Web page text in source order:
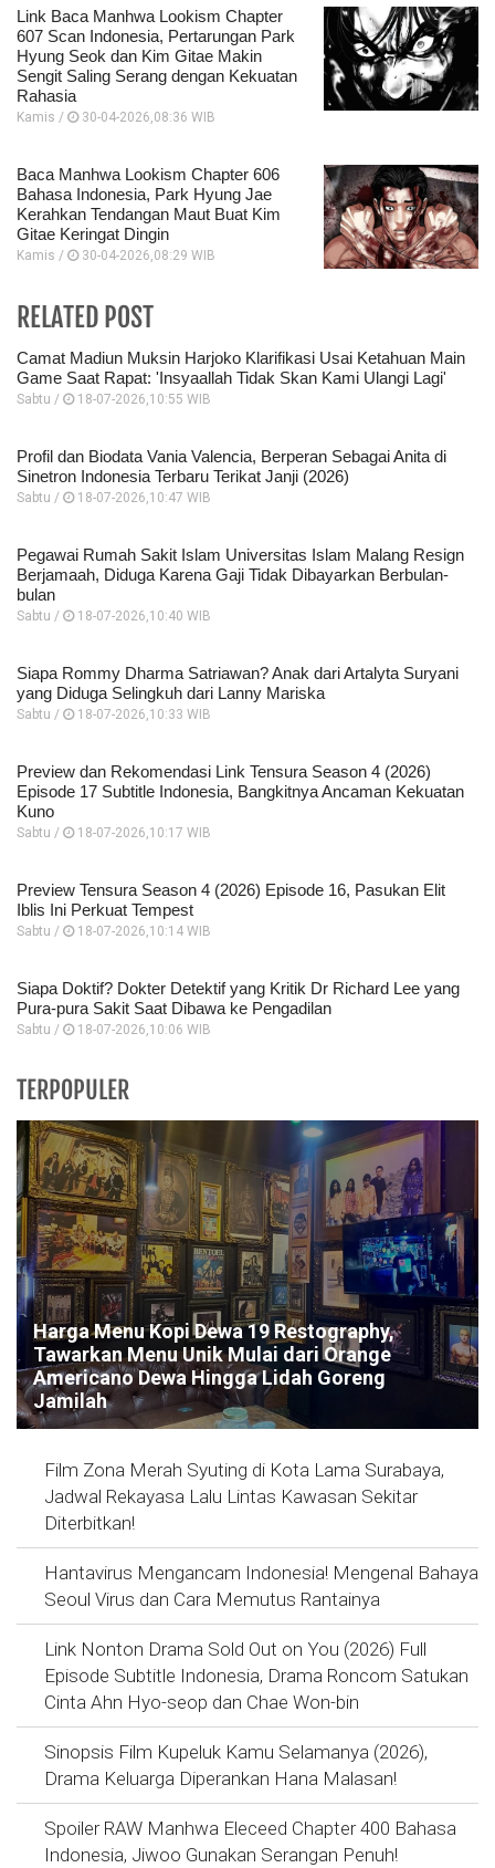
Link Baca Manhwa Lookism Chapter
607 Scan Indonesia, Pertarungan Park
Hyung Seok dan Kim Gitae Makin
Sengit Saling Serang dengan Kekuatan
Rahasia
Kamis / 30-04-2026,08:36 WIB
Baca Manhwa Lookism Chapter 606
Bahasa Indonesia, Park Hyung Jae
Kerahkan Tendangan Maut Buat Kim
Gitae Keringat Dingin
Kamis / 30-04-2026,08:29 WIB
RELATED POST
Camat Madiun Muksin Harjoko Klarifikasi Usai Ketahuan Main
Game Saat Rapat: 'Insyaallah Tidak Skan Kami Ulangi Lagi'
Sabtu / 18-07-2026,10:55 WIB
Profil dan Biodata Vania Valencia, Berperan Sebagai Anita di
Sinetron Indonesia Terbaru Terikat Janji (2026)
Sabtu / 18-07-2026,10:47 WIB
Pegawai Rumah Sakit Islam Universitas Islam Malang Resign
Berjamaah, Diduga Karena Gaji Tidak Dibayarkan Berbulan-
bulan
Sabtu / 18-07-2026,10:40 WIB
Siapa Rommy Dharma Satriawan? Anak dari Artalyta Suryani
yang Diduga Selingkuh dari Lanny Mariska
Sabtu / 18-07-2026,10:33 WIB
Preview dan Rekomendasi Link Tensura Season 4 (2026)
Episode 17 Subtitle Indonesia, Bangkitnya Ancaman Kekuatan
Kuno
Sabtu / 18-07-2026,10:17 WIB
Preview Tensura Season 4 (2026) Episode 16, Pasukan Elit
Iblis Ini Perkuat Tempest
Sabtu / 18-07-2026,10:14 WIB
Siapa Doktif? Dokter Detektif yang Kritik Dr Richard Lee yang
Pura-pura Sakit Saat Dibawa ke Pengadilan
Sabtu / 18-07-2026,10:06 WIB
TERPOPULER
Harga Menu Kopi Dewa 19 Restography,
Tawarkan Menu Unik Mulai dari Orange
Americano Dewa Hingga Lidah Goreng
Jamilah
Film Zona Merah Syuting di Kota Lama Surabaya,
Jadwal Rekayasa Lalu Lintas Kawasan Sekitar
Diterbitkan!
Hantavirus Mengancam Indonesia! Mengenal Bahaya
Seoul Virus dan Cara Memutus Rantainya
Link Nonton Drama Sold Out on You (2026) Full
Episode Subtitle Indonesia, Drama Roncom Satukan
Cinta Ahn Hyo-seop dan Chae Won-bin
Sinopsis Film Kupeluk Kamu Selamanya (2026),
Drama Keluarga Diperankan Hana Malasan!
Spoiler RAW Manhwa Eleceed Chapter 400 Bahasa
Indonesia, Jiwoo Gunakan Serangan Penuh!